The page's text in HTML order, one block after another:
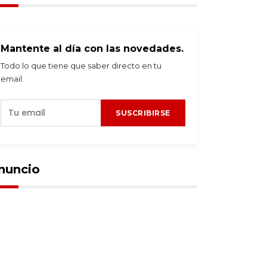
Mantente al día con las novedades.
Todo lo que tiene que saber directo en tu
email.
SUSCRIBIRSE